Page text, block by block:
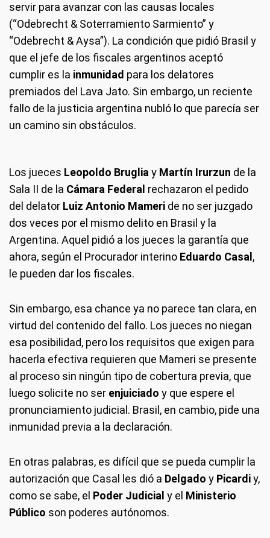
servir para avanzar con las causas locales
(“Odebrecht & Soterramiento Sarmiento” y
“Odebrecht & Aysa”). La condición que pidió Brasil y
que el jefe de los fiscales argentinos aceptó
cumplir es la inmunidad para los delatores
premiados del Lava Jato. Sin embargo, un reciente
fallo de la justicia argentina nubló lo que parecía ser
un camino sin obstáculos.
Los jueces Leopoldo Bruglia y Martín Irurzun de la
Sala II de la Cámara Federal rechazaron el pedido
del delator Luiz Antonio Mameri de no ser juzgado
dos veces por el mismo delito en Brasil y la
Argentina. Aquel pidió a los jueces la garantía que
ahora, según el Procurador interino Eduardo Casal ,
le pueden dar los fiscales.
Sin embargo, esa chance ya no parece tan clara, en
virtud del contenido del fallo. Los jueces no niegan
esa posibilidad, pero los requisitos que exigen para
hacerla efectiva requieren que Mameri se presente
al proceso sin ningún tipo de cobertura previa, que
luego solicite no ser enjuiciado y que espere el
pronunciamiento judicial. Brasil, en cambio, pide una
inmunidad previa a la declaración.
En otras palabras, es difícil que se pueda cumplir la
autorización que Casal les dió a Delgado y Picardiy,
como se sabe, el Poder Judicial y el Ministerio
Público son poderes autónomos.